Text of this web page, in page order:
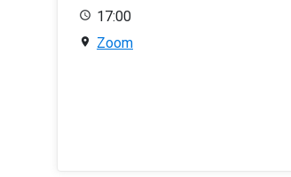
17:00
Zoom